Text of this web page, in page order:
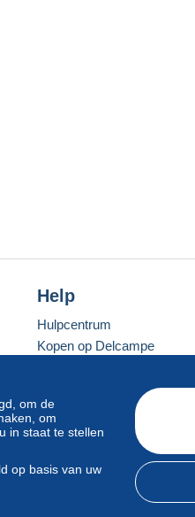
om de
om
in staat te stellen
op basis van uw
Help
Hulpcentrum
Kopen op Delcampe
Een beveiligde website